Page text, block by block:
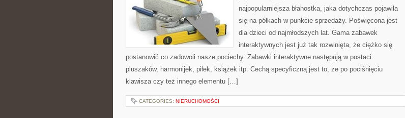
NABYCIA
najpopularniejsza błahostka, jaka dotychczas pojawiła
się na półkach w punkcie sprzedaży. Poświęcona jest
dla dzieci od najmłodszych lat. Gama zabawek
interaktywnych jest już tak rozwinięta, że ciężko się
postanowić co zadowoli nasze pociechy. Zabawki interaktywne następują w postaci
pluszaków, harmonijek, piłek, książek itp. Cechą specyficzną jest to, że po pociśnięciu
klawisza czy też innego elementu […]
CATEGORIES: NIERUCHOMOŚCI